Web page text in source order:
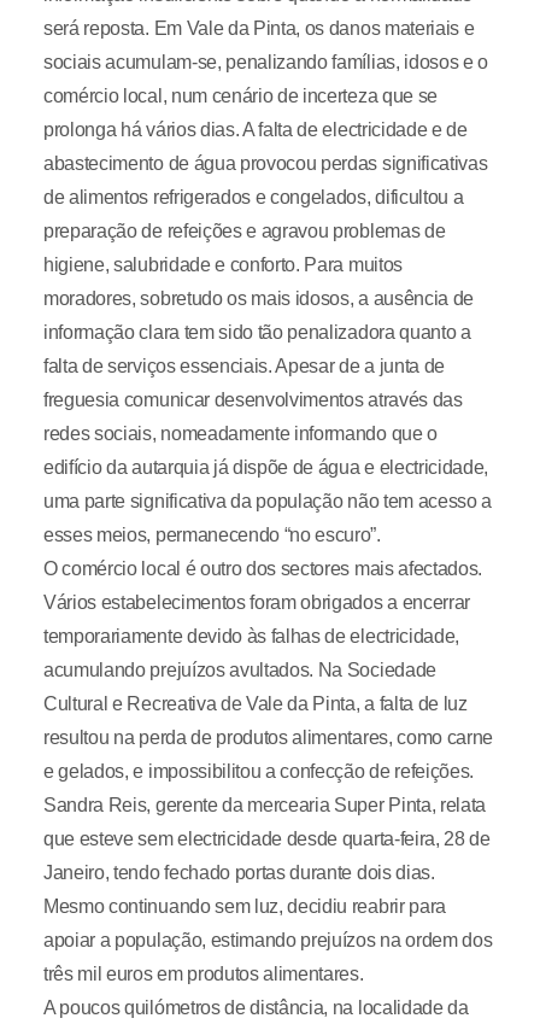
será reposta. Em Vale da Pinta, os danos materiais e
sociais acumulam-se, penalizando famílias, idosos e o
comércio local, num cenário de incerteza que se
prolonga há vários dias. A falta de electricidade e de
abastecimento de água provocou perdas significativas
de alimentos refrigerados e congelados, dificultou a
preparação de refeições e agravou problemas de
higiene, salubridade e conforto. Para muitos
moradores, sobretudo os mais idosos, a ausência de
informação clara tem sido tão penalizadora quanto a
falta de serviços essenciais. Apesar de a junta de
freguesia comunicar desenvolvimentos através das
redes sociais, nomeadamente informando que o
edifício da autarquia já dispõe de água e electricidade,
uma parte significativa da população não tem acesso a
esses meios, permanecendo “no escuro”.
O comércio local é outro dos sectores mais afectados.
Vários estabelecimentos foram obrigados a encerrar
temporariamente devido às falhas de electricidade,
acumulando prejuízos avultados. Na Sociedade
Cultural e Recreativa de Vale da Pinta, a falta de luz
resultou na perda de produtos alimentares, como carne
e gelados, e impossibilitou a confecção de refeições.
Sandra Reis, gerente da mercearia Super Pinta, relata
que esteve sem electricidade desde quarta-feira, 28 de
Janeiro, tendo fechado portas durante dois dias.
Mesmo continuando sem luz, decidiu reabrir para
apoiar a população, estimando prejuízos na ordem dos
três mil euros em produtos alimentares.
A poucos quilómetros de distância, na localidade da